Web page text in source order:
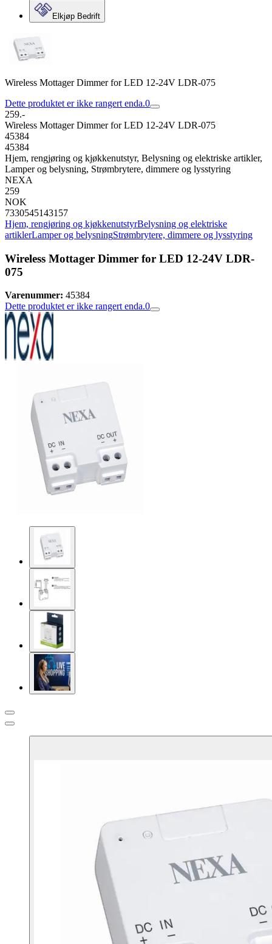
Elkjøp Bedrift
Wireless Mottager Dimmer for LED 12-24V LDR-075
Dette produktet er ikke rangert enda.0
259.-
Wireless Mottager Dimmer for LED 12-24V LDR-075
45384
45384
Hjem, rengjøring og kjøkkenutstyr, Belysning og elektriske artikler,
Lamper og belysning, Strømbrytere, dimmere og lysstyring
NEXA
259
NOK
7330545143157
Hjem, rengjøring og kjøkkenutstyrBelysning og elektriske
artiklerLamper og belysningStrømbrytere, dimmere og lysstyring
Wireless Mottager Dimmer for LED 12-24V LDR-
075
Varenummer: 45384
Dette produktet er ikke rangert enda.0